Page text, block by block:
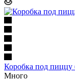
Коробка под пиццу
Много